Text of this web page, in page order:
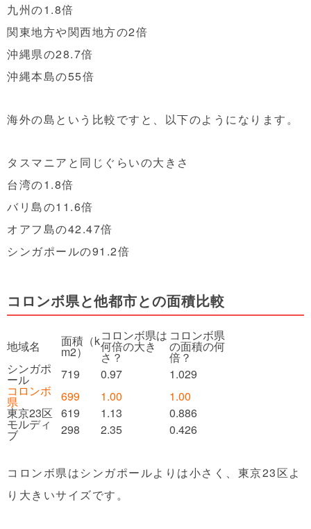
九州の1.8倍
関東地方や関西地方の2倍
沖縄県の28.7倍
沖縄本島の55倍
海外の島という比較ですと、以下のようになります。
タスマニアと同じぐらいの大きさ
台湾の1.8倍
バリ島の11.6倍
オアフ島の42.47倍
シンガポールの91.2倍
コロンボ県と他都市との面積比較
地域名 面積（k
m2）
コロンボ県は
何倍の大き
さ？
コロンボ県
の面積の何
倍？
シンガポ
ール 719 0.97
1.029
コロンボ
県 699 1.00
1.00
東京23区 619 1.13 0.886
モルディ
ブ 298 2.35 0.426
コロンボ県はシンガポールよりは小さく、東京23区よ
り大きいサイズです。